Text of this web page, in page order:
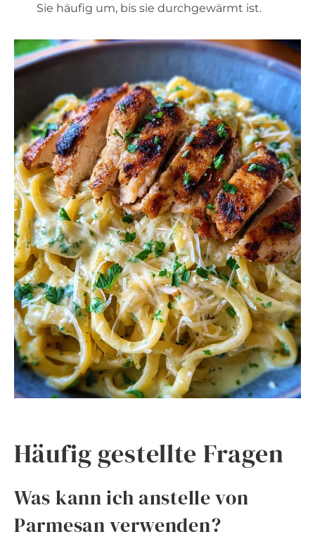
Sie häufig um, bis sie durchgewärmt ist.
Häufig gestellte Fragen
Was kann ich anstelle von
Parmesan verwenden?